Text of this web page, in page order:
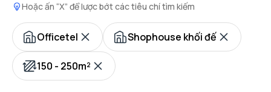
Hoặc ấn “X” để lược bớt các tiêu chí tìm kiếm
Officetel Shophouse khối đế
150 - 250m²